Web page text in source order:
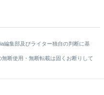
編集部及びライター独自の判断に基
断使用・無断転載は固くお断りして